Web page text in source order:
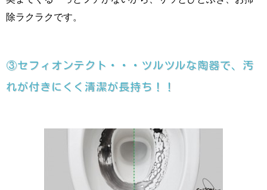
除ラクラクです。
③セフィオンテクト・・・ツルツルな陶器で、汚
れが付きにくく清潔が長持ち！！